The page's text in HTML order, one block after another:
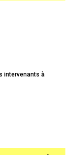
intervenants à